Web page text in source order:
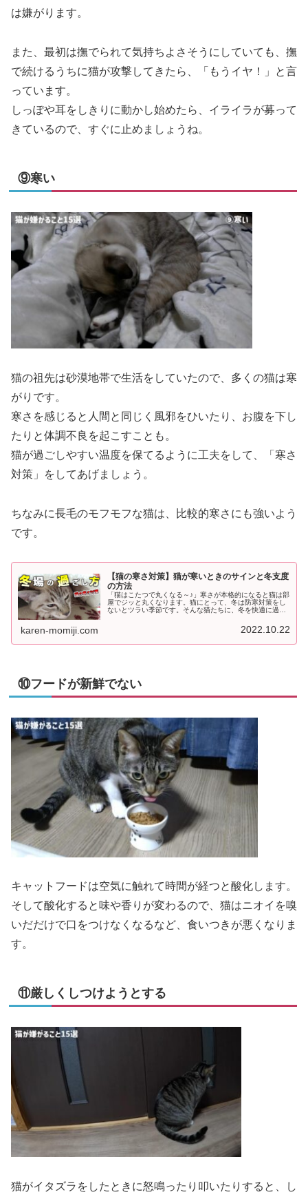
は嫌がります。
また、最初は撫でられて気持ちよさそうにしていても、撫
で続けるうちに猫が攻撃してきたら、「もうイヤ！」と言
っています。
しっぽや耳をしきりに動かし始めたら、イライラが募って
きているので、すぐに止めましょうね。
⑨寒い
猫の祖先は砂漠地帯で生活をしていたので、多くの猫は寒
がりです。
寒さを感じると人間と同じく風邪をひいたり、お腹を下し
たりと体調不良を起こすことも。
猫が過ごしやすい温度を保てるように工夫をして、「寒さ
対策」をしてあげましょう。
ちなみに長毛のモフモフな猫は、比較的寒さにも強いよう
です。
【猫の寒さ対策】猫が寒いときのサインと冬支度
の方法
「猫はこたつで丸くなる～♪」寒さが本格的になると猫は部
屋でジッと丸くなります。猫にとって、冬は防寒対策をし
ないとツラい季節です。そんな猫たちに、冬を快適に過ご
karen-momiji.com 2022.10.22
⑩フードが新鮮でない
キャットフードは空気に触れて時間が経つと酸化します。
そして酸化すると味や香りが変わるので、猫はニオイを嗅
いだだけで口をつけなくなるなど、食いつきが悪くなりま
す。
⑪厳しくしつけようとする
猫がイタズラをしたときに怒鳴ったり叩いたりすると、し